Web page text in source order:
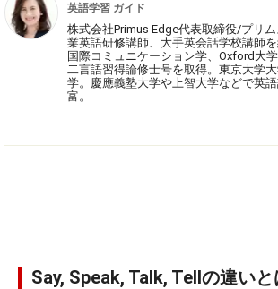
英語学習 ガイド
株式会社Primus Edge代表取締役/プリ
業英語研修講師、大手英会話学校講師
国際コミュニケーション学、Oxford大
二言語習得論修士号を取得。東京大学
学。慶應義塾大学や上智大学などで英
富。
Say, Speak, Talk, Tellの違いと